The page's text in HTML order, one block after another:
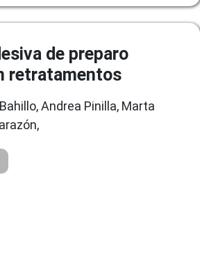
de preparo
retratamentos
Andrea Pinilla, Marta